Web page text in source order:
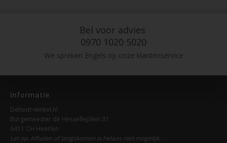
Bel voor advies
0970 1020 5020
We spreken Engels op onze klantenservice
Informatie
Dehout-winkel.nl
Burgemeester de Hesselleplein 31
6411 CH Heerlen
Let op: Afhalen of langskomen is helaas niet mogelijk.